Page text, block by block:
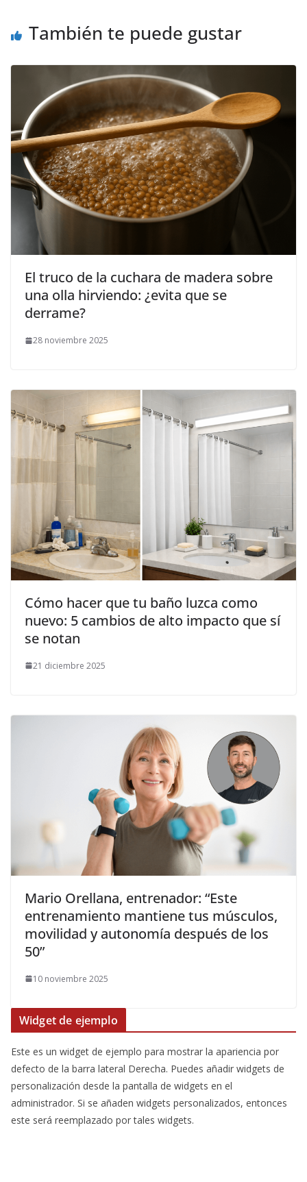
También te puede gustar
El truco de la cuchara de madera sobre
una olla hirviendo: ¿evita que se
derrame?
28 noviembre 2025
Cómo hacer que tu baño luzca como
nuevo: 5 cambios de alto impacto que sí
se notan
21 diciembre 2025
Mario Orellana, entrenador: “Este
entrenamiento mantiene tus músculos,
movilidad y autonomía después de los
50”
10 noviembre 2025
Widget de ejemplo
Este es un widget de ejemplo para mostrar la apariencia por
defecto de la barra lateral Derecha. Puedes añadir widgets de
personalización desde la pantalla de widgets en el
administrador. Si se añaden widgets personalizados, entonces
este será reemplazado por tales widgets.